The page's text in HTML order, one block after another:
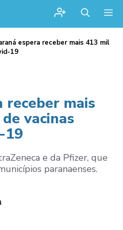
espera receber mais 413 mil
19
receber mais
vacinas
19
e da Pfizer, que
paranaenses.